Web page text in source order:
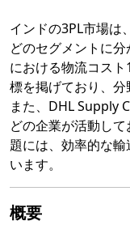
インドの3PL市場は
どのセグメントに
における物流コス
標を掲げており、分
また、DHL Supply
どの企業が活動し
題には、効率的な
います。
概要